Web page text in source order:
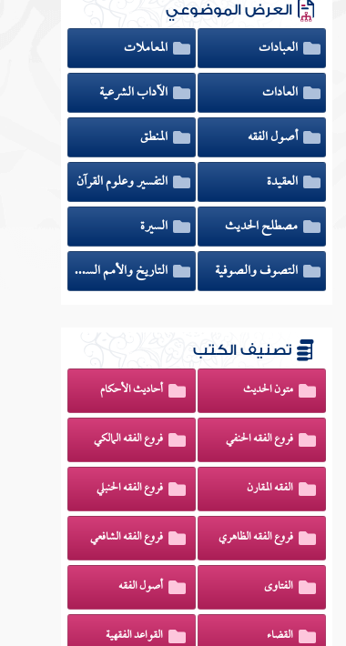
العرض الموضوعي
العبادات
المعاملات
العادات
الآداب الشرعية
أصول الفقه
المنطق
العقيدة
التفسير وعلوم القرآن
مصطلح الحديث
السيرة
التصوف والصوفية
التاريخ والأمم السابقة
تصنيف الكتب
متون الحديث أحاديث الأحكام
فروع الفقه الحنفي فروع الفقه المالكي
الفقه المقارن فروع الفقه الحنبلي
فروع الفقه الظاهري فروع الفقه الشافعي
الفتاوى أصول الفقه
القضاء القواعد الفقهية